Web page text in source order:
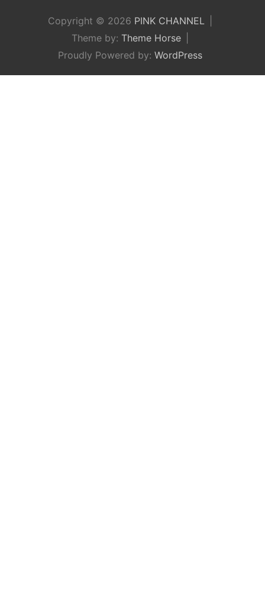
Copyright © 2026 PINK CHANNEL
Theme by: Theme Horse
Proudly Powered by: WordPress